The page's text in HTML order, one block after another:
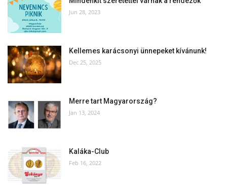
Jun 28, 2023
Kellemes karácsonyi ünnepeket kívánunk!
Dec 25, 2025
Merre tart Magyarország?
Jan 13, 2024
Kaláka-Club
Feb 16, 2022